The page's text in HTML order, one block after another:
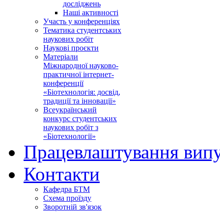
досліджень
Наші активності
Участь у конференціях
Тематика студентських
наукових робіт
Наукові проєкти
Матеріали
Міжнародної науково-
практичної інтернет-
конференції
«Біотехнологія: досвід,
традиції та інновації»
Всеукраїнський
конкурс студентських
наукових робіт з
«Біотехнології»
Працевлаштування
Контакти
Кафедра БТМ
Схема проїзду
Зворотній зв'язок